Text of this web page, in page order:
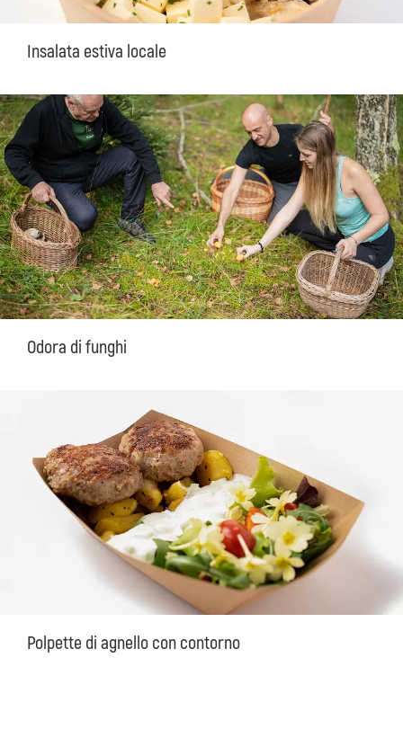
Insalata estiva locale
Odora di funghi
Polpette di agnello con contorno